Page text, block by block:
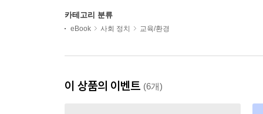
카테고리 분류
eBook 사회 정치 교육/환경
이 상품의 이벤트 (6개)